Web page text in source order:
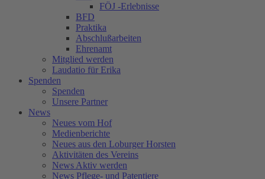
FÖJ -Erlebnisse
BFD
Praktika
Abschlußarbeiten
Ehrenamt
Mitglied werden
Laudatio für Erika
Spenden
Spenden
Unsere Partner
News
Neues vom Hof
Medienberichte
Neues aus den Loburger Horsten
Aktivitäten des Vereins
News Aktiv werden
News Pflege- und Patentiere